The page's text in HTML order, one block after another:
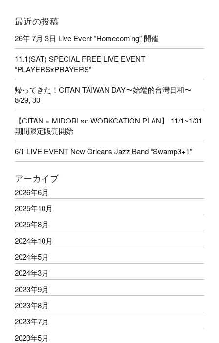
最近の投稿
26年 7月 3日 Live Event “Homecoming” 開催
11.1(SAT) SPECIAL FREE LIVE EVENT
“PLAYERSxPRAYERS”
帰ってきた！CITAN TAIWAN DAY〜始端的台灣日和〜
8/29, 30
【CITAN × MIDORI.so WORKCATION PLAN】 11/1~1/31
期間限定販売開始
6/1 LIVE EVENT New Orleans Jazz Band “Swamp3+1”
アーカイブ
2026年6月
2025年10月
2025年8月
2024年10月
2024年5月
2024年3月
2023年9月
2023年8月
2023年7月
2023年5月